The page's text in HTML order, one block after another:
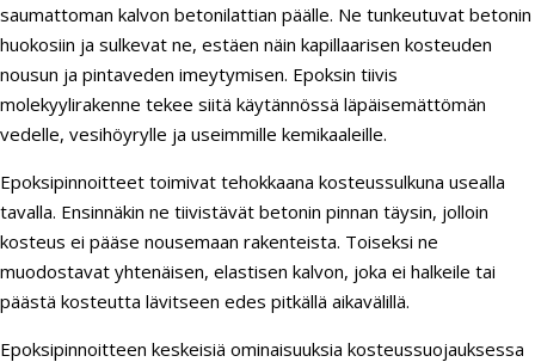
saumattoman kalvon betonilattian päälle. Ne tunkeutuvat betonin
huokosiin ja sulkevat ne, estäen näin kapillaarisen kosteuden
nousun ja pintaveden imeytymisen. Epoksin tiivis
molekyylirakenne tekee siitä käytännössä läpäisemättömän
vedelle, vesihöyrylle ja useimmille kemikaaleille.
Epoksipinnoitteet toimivat tehokkaana kosteussulkuna usealla
tavalla. Ensinnäkin ne tiivistävät betonin pinnan täysin, jolloin
kosteus ei pääse nousemaan rakenteista. Toiseksi ne
muodostavat yhtenäisen, elastisen kalvon, joka ei halkeile tai
päästä kosteutta lävitseen edes pitkällä aikavälillä.
Epoksipinnoitteen keskeisiä ominaisuuksia kosteussuojauksessa